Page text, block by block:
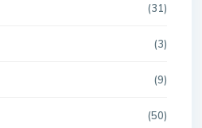
(31)
(3)
(9)
(50)